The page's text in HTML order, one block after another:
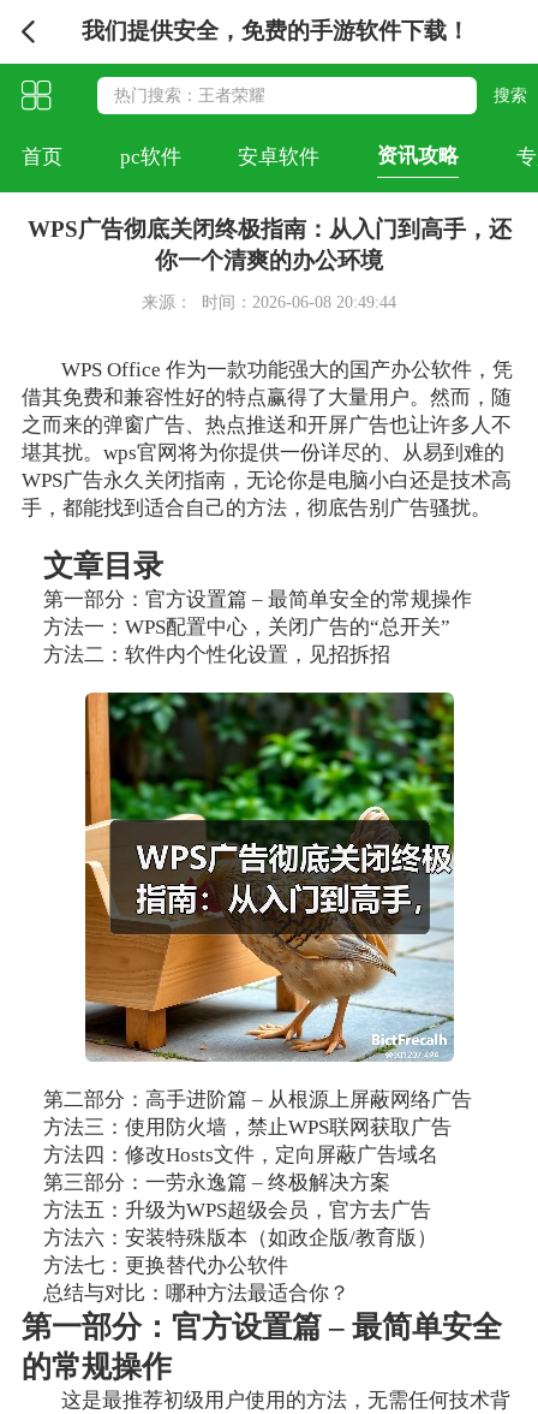
我们提供安全，免费的手游软件下载！
首页 pc软件 安卓软件 资讯攻略
WPS广告彻底关闭终极指南：从入门到高手，还
你一个清爽的办公环境
来源： 时间：2026-06-08 20:49:44
WPS Office 作为一款功能强大的国产办公软件，凭
借其免费和兼容性好的特点赢得了大量用户。然而，随
之而来的弹窗广告、热点推送和开屏广告也让许多人不
堪其扰。wps官网将为你提供一份详尽的、从易到难的
WPS广告永久关闭指南，无论你是电脑小白还是技术高
手，都能找到适合自己的方法，彻底告别广告骚扰。
文章目录
第一部分：官方设置篇 – 最简单安全的常规操作
方法一：WPS配置中心，关闭广告的“总开关”
方法二：软件内个性化设置，见招拆招
第二部分：高手进阶篇 – 从根源上屏蔽网络广告
方法三：使用防火墙，禁止WPS联网获取广告
方法四：修改Hosts文件，定向屏蔽广告域名
第三部分：一劳永逸篇 – 终极解决方案
方法五：升级为WPS超级会员，官方去广告
方法六：安装特殊版本（如政企版/教育版）
方法七：更换替代办公软件
总结与对比：哪种方法最适合你？
第一部分：官方设置篇 – 最简单安全
的常规操作
这是最推荐初级用户使用的方法，无需任何技术背